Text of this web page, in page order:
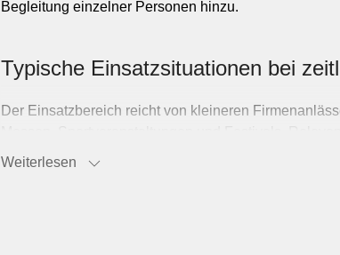
V
e
p
a
c
k
u
n
W
e
i
t
e
r
e
B
r
a
n
c
h
e
n
Beauty & Gesundheit
Chemie & Pharma
Begleitung einzelner Personen hinzu.
Typische Einsatzsituationen bei
Der Einsatzbereich reicht von kleineren
Aussenbereiche, freie oder ticketpflichtige Zugänge,
Weiterlesen